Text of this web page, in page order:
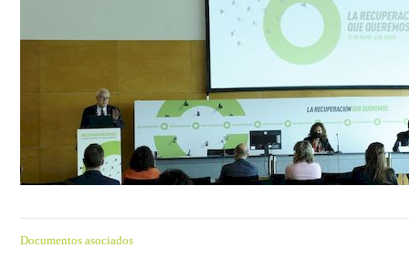
Documentos asociados